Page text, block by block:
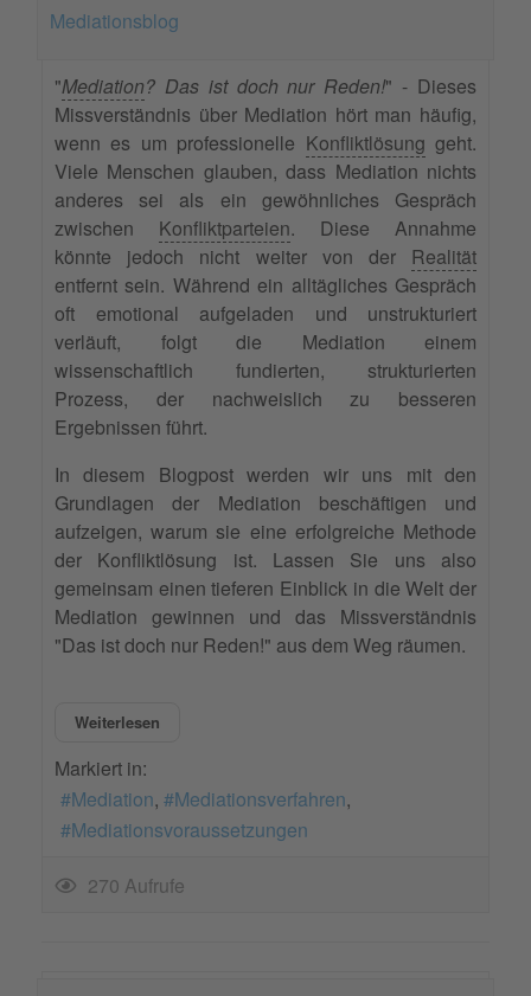
Mediationsblog
"Mediation? Das ist doch nur Reden!" - Dieses
Missverständnis über Mediation hört man häufig,
wenn es um professionelle Konfliktlösung geht.
Viele Menschen glauben, dass Mediation nichts
anderes sei als ein gewöhnliches Gespräch
zwischen Konfliktparteien. Diese Annahme
könnte jedoch nicht weiter von der Realität
entfernt sein. Während ein alltägliches Gespräch
oft emotional aufgeladen und unstrukturiert
verläuft, folgt die Mediation einem
wissenschaftlich fundierten, strukturierten
Prozess, der nachweislich zu besseren
Ergebnissen führt.
In diesem Blogpost werden wir uns mit den
Grundlagen der Mediation beschäftigen und
aufzeigen, warum sie eine erfolgreiche Methode
der Konfliktlösung ist. Lassen Sie uns also
gemeinsam einen tieferen Einblick in die Welt der
Mediation gewinnen und das Missverständnis
"Das ist doch nur Reden!" aus dem Weg räumen.
Weiterlesen
Markiert in:
Mediation
Mediationsverfahren
Mediationsvoraussetzungen
270 Aufrufe